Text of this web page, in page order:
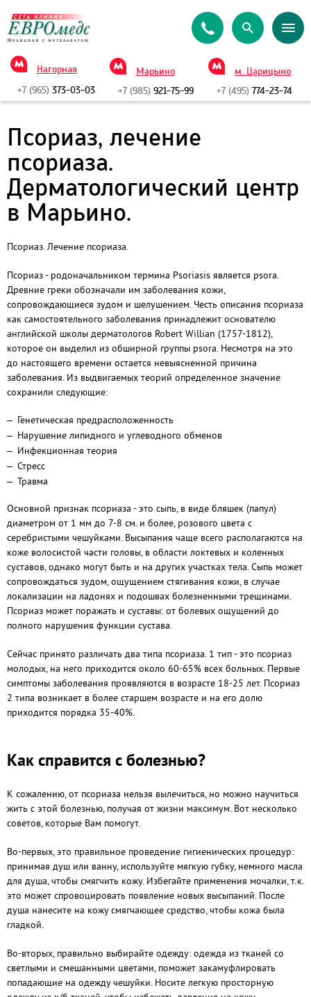
Нагорная
+7 (965) 373-03-03
Марьино
+7 (985)921-75-99
м. Царицыно
+7 (495) 774-23-74
Псориаз, лечение
псориаза.
Дерматологический центр
в Марьино.
Псориаз. Лечение псориаза.
Псориаз - родоначальником термина Psoriasis является psora.
Древние греки обозначали им заболевания кожи,
сопровождающиеся зудом и шелушением. Честь описания псориаза
как самостоятельного заболевания принадлежит основателю
английской школы дерматологов Robert Willian (1757-1812),
которое он выделил из обширной группы psora. Несмотря на это
до настоящего времени остается невыясненной причина
заболевания. Из выдвигаемых теорий определенное значение
сохранили следующие:
Генетическая предрасположенность
Нарушение липидного и углеводного обменов
Инфекционная теория
Стресс
Травма
Основной признак псориаза - это сыпь, в виде бляшек (папул)
диаметром от 1 мм до 7-8 см. и более, розового цвета с
серебристыми чешуйками. Высыпания чаще всего располагаются на
коже волосистой части головы, в области локтевых и коленных
суставов, однако могут быть и на других участках тела. Сыпь может
сопровождаться зудом, ощущением стягивания кожи, в случае
локализации на ладонях и подошвах болезненными трещинами.
Псориаз может поражать и суставы: от болевых ощущений до
полного нарушения функции сустава.
Сейчас принято различать два типа псориаза. 1 тип - это псориаз
молодых, на него приходится около 60-65% всех больных. Первые
симптомы заболевания проявляются в возрасте 18-25 лет. Псориаз
2 типа возникает в более старшем возрасте и на его долю
приходится порядка 35-40%.
Как справится с болезнью?
К сожалению, от псориаза нельзя вылечиться, но можно научиться
жить с этой болезнью, получая от жизни максимум. Вот несколько
советов, которые Вам помогут.
Во-первых, это правильное проведение гигиенических процедур:
принимая душ или ванну, используйте мягкую губку, немного масла
для душа, чтобы смягчить кожу. Избегайте применения мочалки, т.к.
это может спровоцировать появление новых высыпаний. После
душа нанесите на кожу смягчающее средство, чтобы кожа была
гладкой.
Во-вторых, правильно выбирайте одежду: одежда из тканей со
светлыми и смешанными цветами, поможет закамуфлировать
попадающие на одежду чешуйки. Носите легкую просторную